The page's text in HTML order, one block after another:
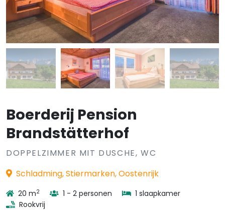
Boerderij Pension
Brandstätterhof
DOPPELZIMMER MIT DUSCHE, WC
Schladming, Stiermarken, Oostenrijk
20 m2 1 - 2 personen
1 slaapkamer
Rookvrij